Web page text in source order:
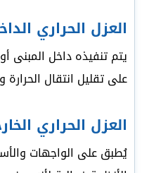
العزل الحراري
يتم تنفيذه داخل المبنى
على تقليل انتقال
العزل الحراري
يُطبق على الواجهات